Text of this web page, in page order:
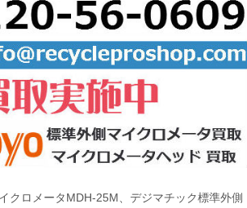
クロメータMDH-25M、デジマチック標準外側